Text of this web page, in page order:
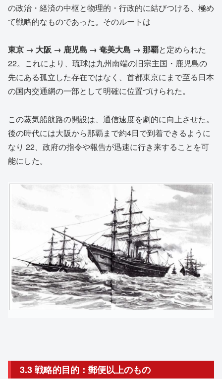
の政治・経済の中枢と物理的・行政的に結びつける、極め
て戦略的なものであった。そのルートは
東京 → 大阪 → 鹿児島 → 奄美大島 → 那覇と定められた
22。これにより、琉球は九州南端の旧宗主国・鹿児島の
先にある孤立した存在ではなく、首都東京にまで至る日本
の国内交通網の一部として明確に位置づけられた。
この蒸気船航路の開設は、通信速度を劇的に向上させた。
後の時代には大阪から那覇まで約4日で到着できるように
なり 22、政府の指令や報告が迅速に行き来することを可
能にした。
3.3 戦略的目的：郵便以上のもの